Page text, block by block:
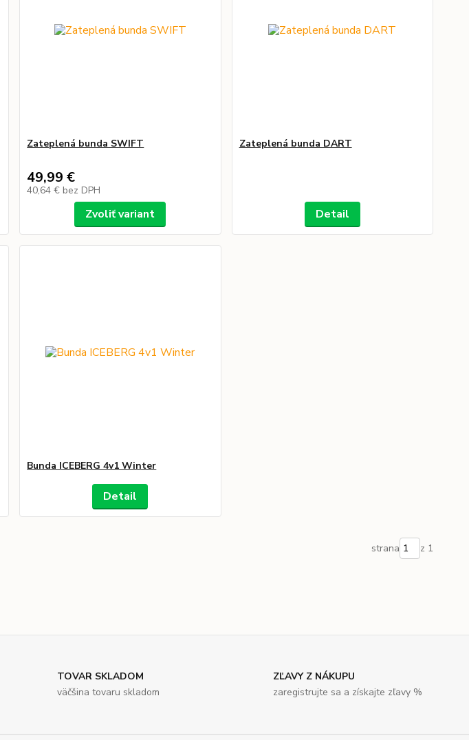
Zateplená bunda SWIFT
49,99 €
40,64 € bez DPH
Zvoliť variant
Zateplená bunda DART
Detail
Bunda ICEBERG 4v1 Winter
Detail
strana z 1
TOVAR SKLADOM
väčšina tovaru skladom
ZĽAVY Z NÁKUPU
zaregistrujte sa a získajte zľavy %